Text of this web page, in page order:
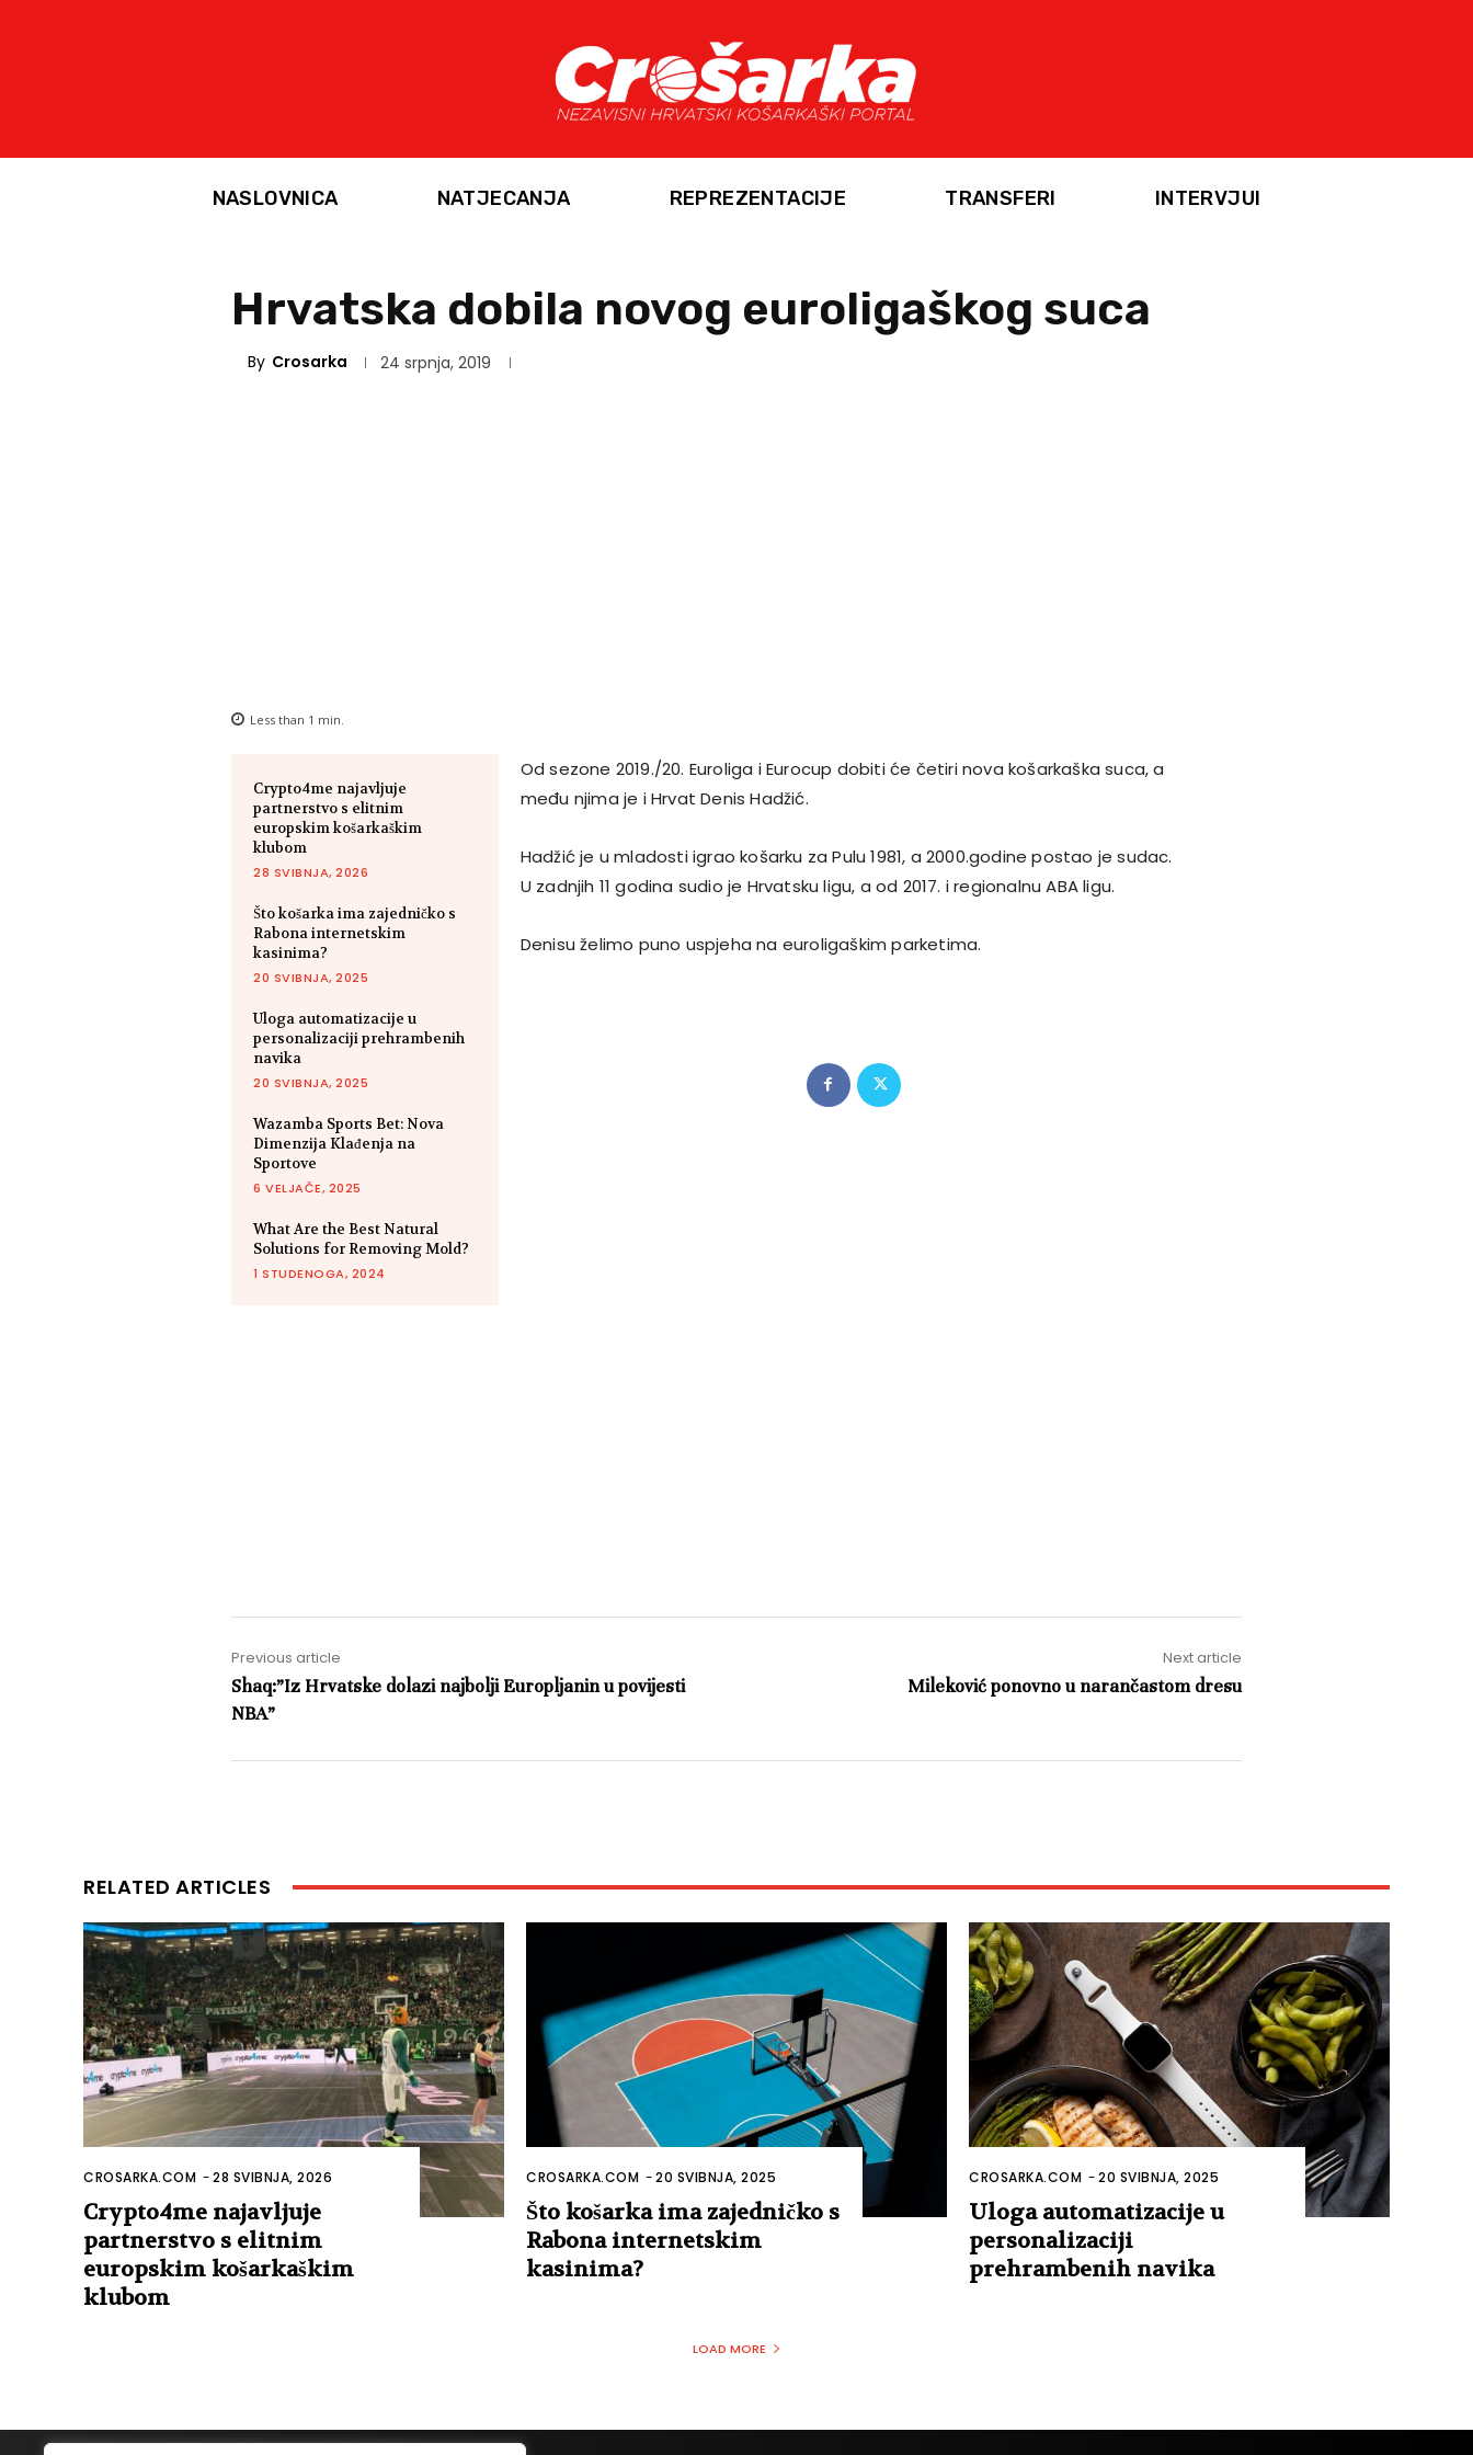
NASLOVNICA NATJECANJA REPREZENTACIJE TRANSFERI INTERVJUI
Hrvatska dobila novog euroligaškog suca
By Crosarka 24 srpnja, 2019
Less than 1 min.
Crypto4me najavljuje
partnerstvo s elitnim
europskim košarkaškim
klubom
28 SVIBNJA, 2026
Što košarka ima zajedničko s
Rabona internetskim
kasinima?
20 SVIBNJA, 2025
Uloga automatizacije u
personalizaciji prehrambenih
navika
20 SVIBNJA, 2025
Wazamba Sports Bet: Nova
Dimenzija Klađenja na
Sportove
6 VELJAČE, 2025
What Are the Best Natural
Solutions for Removing Mold?
1 STUDENOGA, 2024
Od sezone 2019./20. Euroliga i Eurocup dobiti će četiri nova košarkaška suca, a
među njima je i Hrvat Denis Hadžić.
Hadžić je u mladosti igrao košarku za Pulu 1981, a 2000.godine postao je sudac.
U zadnjih 11 godina sudio je Hrvatsku ligu, a od 2017. i regionalnu ABA ligu.
Denisu želimo puno uspjeha na euroligaškim parketima.
Previous article
Shaq:”Iz Hrvatske dolazi najbolji Europljanin u povijesti
NBA”
Next article
Mileković ponovno u narančastom dresu
RELATED ARTICLES
CROSARKA.COM -28 SVIBNJA, 2026
Crypto4me najavljuje
partnerstvo s elitnim
europskim košarkaškim
klubom
CROSARKA.COM -20 SVIBNJA, 2025
Što košarka ima zajedničko s
Rabona internetskim
kasinima?
CROSARKA.COM -20 SVIBNJA, 2025
Uloga automatizacije u
personalizaciji
prehrambenih navika
LOAD MORE